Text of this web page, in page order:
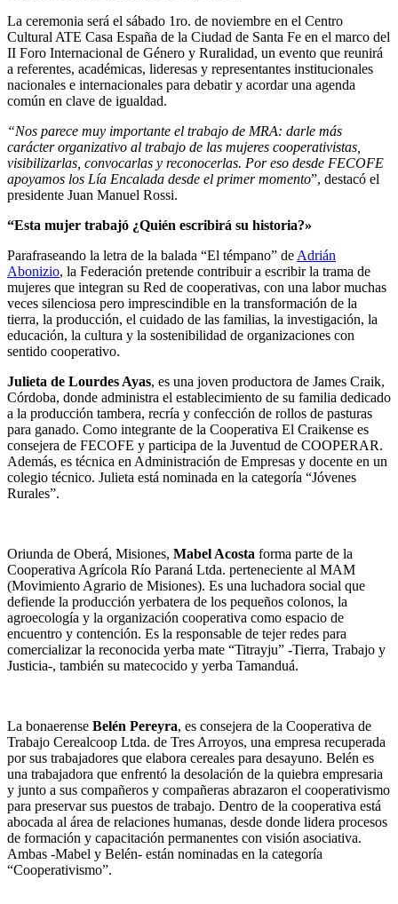
La ceremonia será el sábado 1ro. de noviembre en el Centro
Cultural ATE Casa España de la Ciudad de Santa Fe en el marco del
II Foro Internacional de Género y Ruralidad, un evento que reunirá
a referentes, académicas, lideresas y representantes institucionales
nacionales e internacionales para debatir y acordar una agenda
común en clave de igualdad.
“Nos parece muy importante el trabajo de MRA: darle más
carácter organizativo al trabajo de las mujeres cooperativistas,
visibilizarlas, convocarlas y reconocerlas. Por eso desde FECOFE
apoyamos los Lía Encalada desde el primer momento”, destacó el
presidente Juan Manuel Rossi.
“Esta mujer trabajó ¿Quién escribirá su historia?»
Parafraseando la letra de la balada “El témpano” de Adrián
Abonizio, la Federación pretende contribuir a escribir la trama de
mujeres que integran su Red de cooperativas, con una labor muchas
veces silenciosa pero imprescindible en la transformación de la
tierra, la producción, el cuidado de las familias, la investigación, la
educación, la cultura y la sostenibilidad de organizaciones con
sentido cooperativo.
Julieta de Lourdes Ayas, es una joven productora de James Craik,
Córdoba, donde administra el establecimiento de su familia dedicado
a la producción tambera, recría y confección de rollos de pasturas
para ganado. Como integrante de la Cooperativa El Craikense es
consejera de FECOFE y participa de la Juventud de COOPERAR.
Además, es técnica en Administración de Empresas y docente en un
colegio técnico. Julieta está nominada en la categoría “Jóvenes
Rurales”.
Oriunda de Oberá, Misiones, Mabel Acosta forma parte de la
Cooperativa Agrícola Río Paraná Ltda. perteneciente al MAM
(Movimiento Agrario de Misiones). Es una luchadora social que
defiende la producción yerbatera de los pequeños colonos, la
agroecología y la organización cooperativa como espacio de
encuentro y contención. Es la responsable de tejer redes para
comercializar la reconocida yerba mate “Titrayju” -Tierra, Trabajo y
Justicia-, también su matecocido y yerba Tamanduá.
La bonaerense Belén Pereyra, es consejera de la Cooperativa de
Trabajo Cerealcoop Ltda. de Tres Arroyos, una empresa recuperada
por sus trabajadores que elabora cereales para desayuno. Belén es
una trabajadora que enfrentó la desolación de la quiebra empresaria
y junto a sus compañeros y compañeras abrazaron el cooperativismo
para preservar sus puestos de trabajo. Dentro de la cooperativa está
abocada al área de relaciones humanas, desde donde lidera procesos
de formación y capacitación permanentes con visión asociativa.
Ambas -Mabel y Belén- están nominadas en la categoría
“Cooperativismo”.